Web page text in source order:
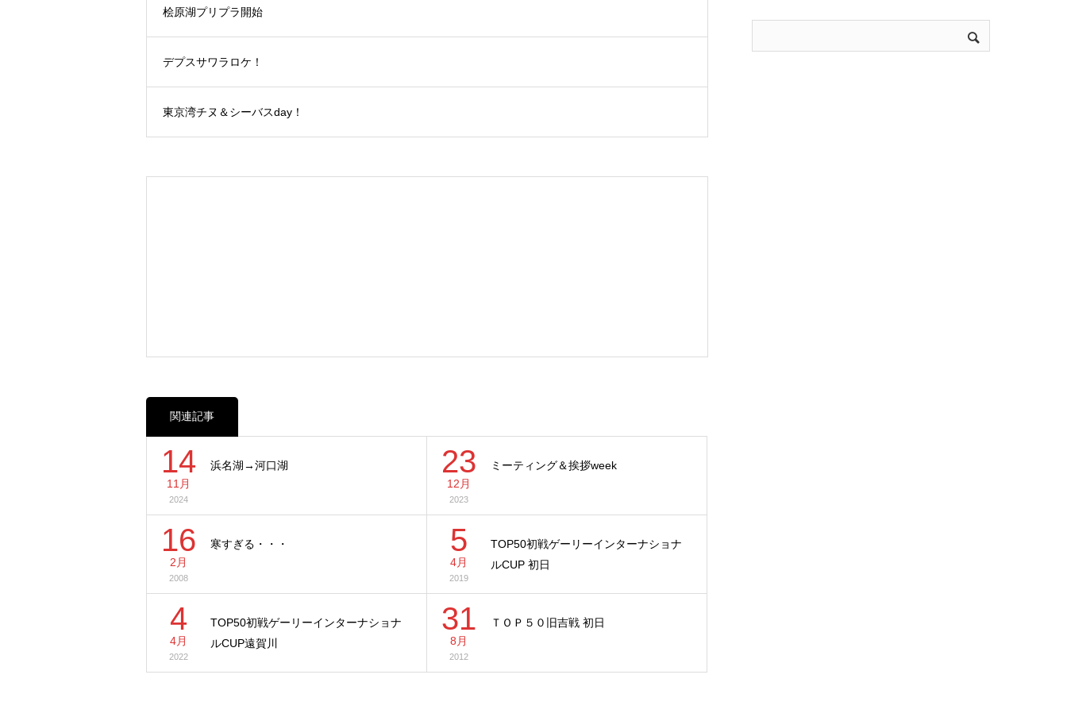
桧原湖プリプラ開始
デプスサワラロケ！
東京湾チヌ＆シーバスday！
関連記事
14
11月
2024
浜名湖→河口湖 23
12月
2023
ミーティング＆挨拶week
16
2月
2008
寒すぎる・・・ 5
4月
2019
TOP50初戦ゲーリーインターナショナ
ルCUP 初日
4
4月
2022
TOP50初戦ゲーリーインターナショナ
ルCUP遠賀川
31
8月
2012
ＴＯＰ５０旧吉戦 初日